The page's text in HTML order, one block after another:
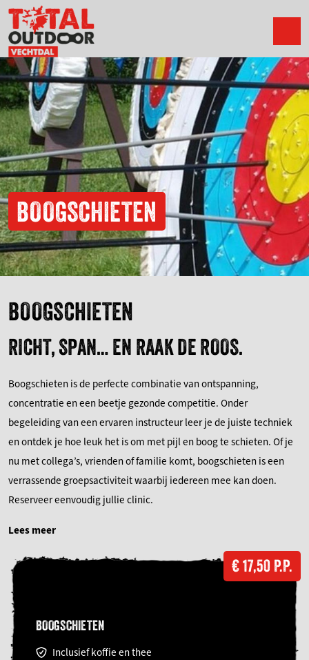
BOOGSCHIETEN
BOOGSCHIETEN
RICHT, SPAN… EN RAAK DE ROOS.
Boogschieten is de perfecte combinatie van ontspanning,
concentratie en een beetje gezonde competitie. Onder
begeleiding van een ervaren instructeur leer je de juiste techniek
en ontdek je hoe leuk het is om met pijl en boog te schieten. Of je
nu met collega’s, vrienden of familie komt, boogschieten is een
verrassende groepsactiviteit waarbij iedereen mee kan doen.
Reserveer eenvoudig jullie clinic.
Lees meer
€ 17,50 P.P.
BOOGSCHIETEN
Inclusief koffie en thee